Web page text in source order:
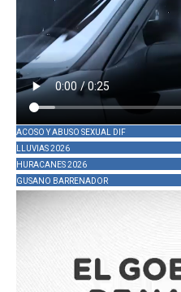
ACOSO Y ABUSO SEXUAL DIF
LLUVIAS 2026
HURACANES 2026
GUSANO BARRENADOR